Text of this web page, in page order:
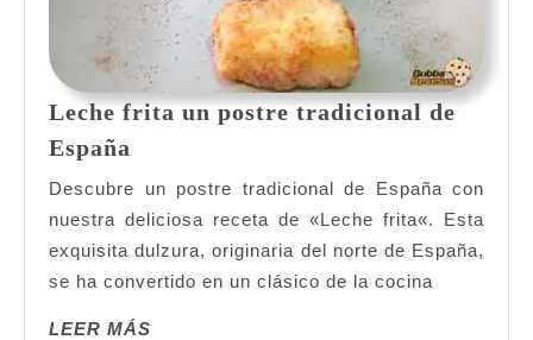
Leche frita un postre tradicional de
España
un
postre
tradicional
de
España
Descubre un postre tradicional de España con
nuestra deliciosa receta de «Leche frita«. Esta
exquisita dulzura, originaria del norte de España,
se ha convertido en un clásico de la cocina
LEER MÁS